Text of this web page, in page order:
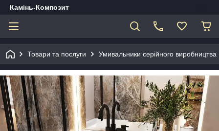
Камінь-Композит
Товари та послуги Умивальники серійного виробництва